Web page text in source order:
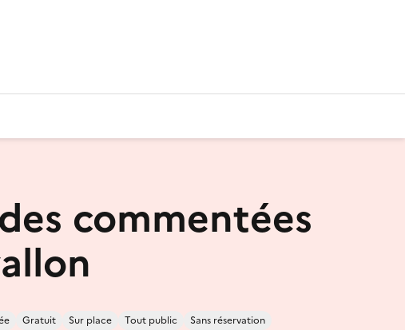
commentées
Gratuit Sur place Tout public Sans réservation